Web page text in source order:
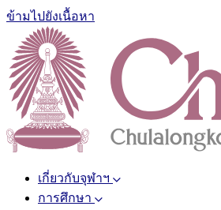
ข้ามไปยังเนื้อหา
เกี่ยวกับจุฬาฯ
การศึกษา